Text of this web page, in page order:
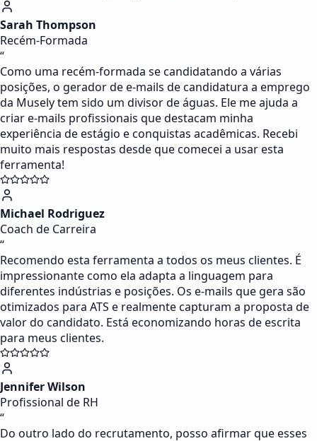
Sarah Thompson
Recém-Formada
“
Como uma recém-formada se candidatando a várias
posições, o gerador de e-mails de candidatura a emprego
da Musely tem sido um divisor de águas. Ele me ajuda a
criar e-mails profissionais que destacam minha
experiência de estágio e conquistas acadêmicas. Recebi
muito mais respostas desde que comecei a usar esta
ferramenta!
Michael Rodriguez
Coach de Carreira
“
Recomendo esta ferramenta a todos os meus clientes. É
impressionante como ela adapta a linguagem para
diferentes indústrias e posições. Os e-mails que gera são
otimizados para ATS e realmente capturam a proposta de
valor do candidato. Está economizando horas de escrita
para meus clientes.
Jennifer Wilson
Profissional de RH
“
Do outro lado do recrutamento, posso afirmar que esses